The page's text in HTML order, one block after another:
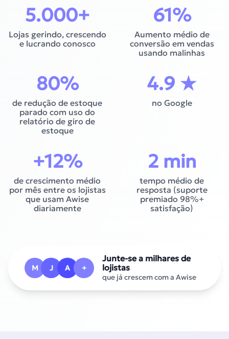
5.000+
Lojas gerindo, crescendo
e lucrando conosco
61%
Aumento médio de
conversão em vendas
usando malinhas
80%
de redução de estoque
parado com uso do
relatório de giro de
estoque
4.9 ★
no Google
+12%
de crescimento médio
por mês entre os lojistas
que usam Awise
diariamente
2min
tempo médio de
resposta (suporte
premiado 98%+
satisfação)
M J A +
Junte-se a milhares de
lojistas
que já crescem com a Awise